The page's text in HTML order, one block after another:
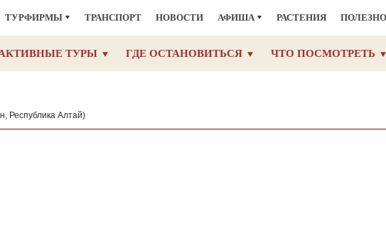
ТУРФИРМЫ ТРАНСПОРТ НОВОСТИ АФИША РАСТЕНИЯ
ТУРЫ ГДЕ ОСТАНОВИТЬСЯ ЧТО ПОСМОТРЕТЬ
Республика Алтай)